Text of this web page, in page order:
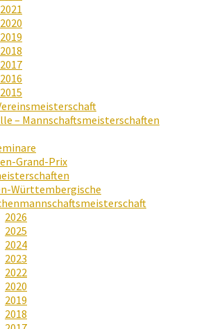
– Mannschaftsmeisterschaften
Grand-Prix
Württembergische
2026
2025
2024
2023
2022
2020
2019
2018